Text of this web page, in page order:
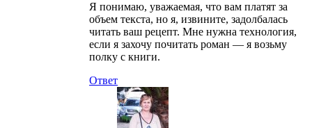
Я понимаю, уважаемая, что вам платят за
объем текста, но я, извините, задолбалась
читать ваш рецепт. Мне нужна технология,
если я захочу почитать роман — я возьму
полку с книги.
Ответ